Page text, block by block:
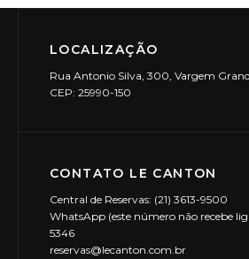
LOCALIZAÇÃO
Rua Antonio Silva, 300, Vargem
CEP: 25990-150
CONTATO LE CANTON
Central de Reservas: (21) 3613-9500
WhatsApp (este número não recebe
5346
reservas@lecanton.com.br